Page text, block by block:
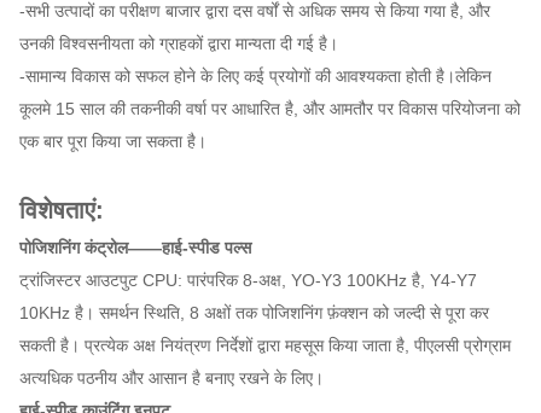
-सभी उत्पादों का परीक्षण बाजार द्वारा दस वर्षों से अधिक समय से किया गया है, और
उनकी विश्वसनीयता को ग्राहकों द्वारा मान्यता दी गई है।
-सामान्य विकास को सफल होने के लिए कई प्रयोगों की आवश्यकता होती है।लेकिन
कूलमे 15 साल की तकनीकी वर्षा पर आधारित है, और आमतौर पर विकास परियोजना को
एक बार पूरा किया जा सकता है।
विशेषताएं:
पोजिशनिंग कंट्रोल——हाई-स्पीड पल्स
ट्रांजिस्टर आउटपुट CPU: पारंपरिक 8-अक्ष, YO-Y3 100KHz है, Y4-Y7
10KHz है। समर्थन स्थिति, 8 अक्षों तक पोजिशनिंग फ़ंक्शन को जल्दी से पूरा कर
सकती है। प्रत्येक अक्ष नियंत्रण निर्देशों द्वारा महसूस किया जाता है, पीएलसी प्रोग्राम
अत्यधिक पठनीय और आसान है बनाए रखने के लिए।